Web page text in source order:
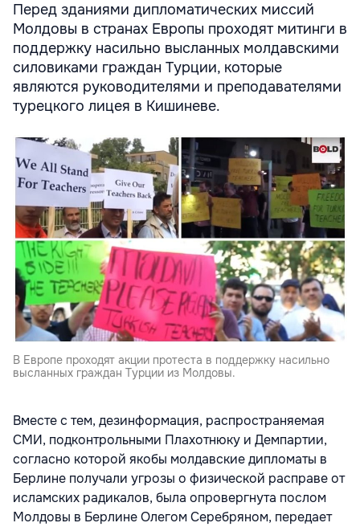
Перед зданиями дипломатических миссий
Молдовы в странах Европы проходят митинги в
поддержку насильно высланных молдавскими
силовиками граждан Турции, которые
являются руководителями и преподавателями
турецкого лицея в Кишиневе.
В Европе проходят акции протеста в поддержку насильно
высланных граждан Турции из Молдовы.
Вместе с тем, дезинформация, распространяемая
СМИ, подконтрольными Плахотнюку и Демпартии,
согласно которой якобы молдавские дипломаты в
Берлине получали угрозы о физической расправе от
исламских радикалов, была опровергнута послом
Молдовы в Берлине Олегом Серебряном, передает